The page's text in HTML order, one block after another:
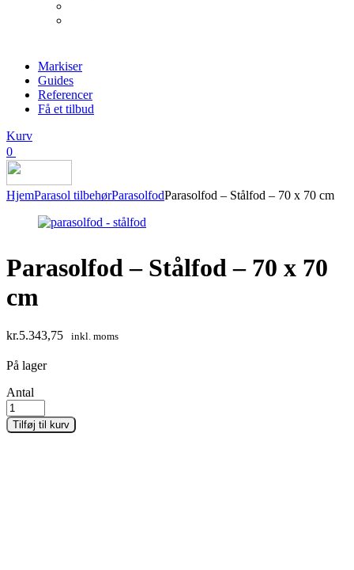
Markiser
Guides
Referencer
Få et tilbud
Kurv
0
HjemParasol tilbehørParasolfodParasolfod – Stålfod – 70 x 70 cm
Parasolfod – Stålfod – 70 x 70
cm
kr.5.343,75 inkl. moms
På lager
Antal
Tilføj til kurv